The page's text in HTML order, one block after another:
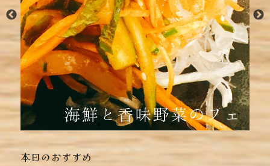
本日のおすすめ